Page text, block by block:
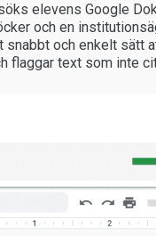
elevens Google
och en
snabbt och enkelt sätt
flaggar text som inte